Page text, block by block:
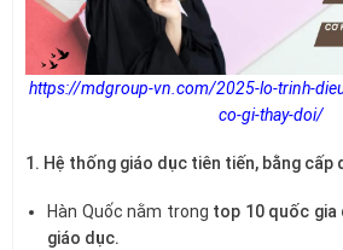
https://mdgroup-vn.com/2025-lo-trinh-
co-gi-thay-doi/
1. Hệ thống giáo dục tiên tiến, bằng cấp
Hàn Quốc nằm trong top 10 quốc gia
giáo dục.